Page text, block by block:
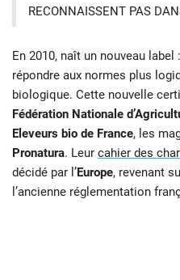
RECONNAISSENT PAS
En 2010, naît un nouveau label :
répondre aux normes plus
biologique. Cette nouvelle
Fédération Nationale
Eleveurs bio de France, les
Pronatura. Leur cahier des
décidé par l’Europe, revenant
l’ancienne réglementation